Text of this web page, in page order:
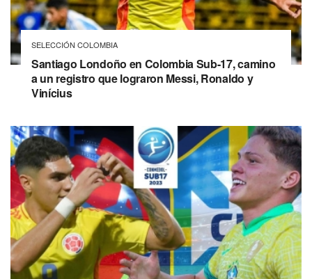
SELECCIÓN COLOMBIA
Santiago Londoño en Colombia Sub-17, camino
a un registro que lograron Messi, Ronaldo y
Vinícius